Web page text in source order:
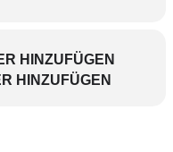
HINZUFÜGEN
HINZUFÜGEN